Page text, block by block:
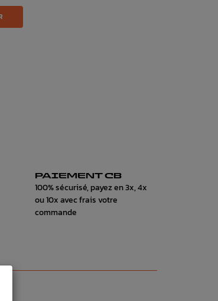
PAIEMENT CB
100% sécurisé, payez en 3x, 4x
ou 10x avec frais votre
commande